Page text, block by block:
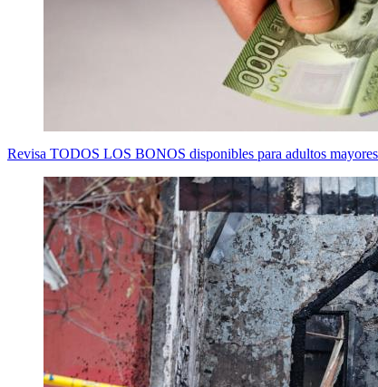
Revisa TODOS LOS BONOS disponibles para adultos